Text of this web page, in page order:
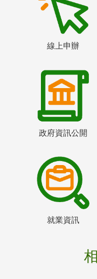
線上申辦
政府資訊公開
就業資訊